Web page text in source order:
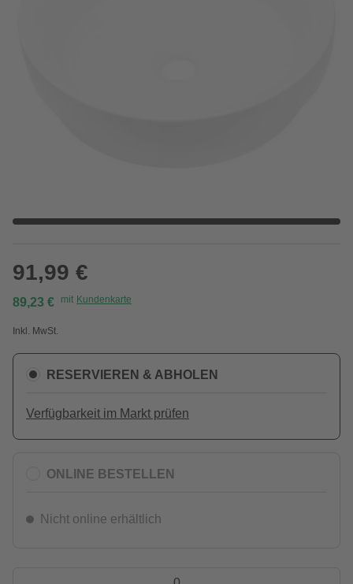
91,99 €
89,23 € mit Kundenkarte
Inkl. MwSt.
RESERVIEREN & ABHOLEN
Verfügbarkeit im Markt prüfen
ONLINE BESTELLEN
Nicht online erhältlich